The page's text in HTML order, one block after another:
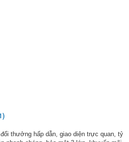
thưởng hấp dẫn, giao diện trực quan, tỷ